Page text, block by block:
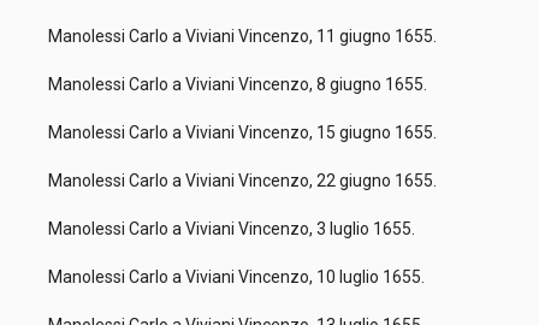
Manolessi Carlo a Viviani Vincenzo, 11 giugno 1655.
Manolessi Carlo a Viviani Vincenzo, 8 giugno 1655.
Manolessi Carlo a Viviani Vincenzo, 15 giugno 1655.
Manolessi Carlo a Viviani Vincenzo, 22 giugno 1655.
Manolessi Carlo a Viviani Vincenzo, 3 luglio 1655.
Manolessi Carlo a Viviani Vincenzo, 10 luglio 1655.